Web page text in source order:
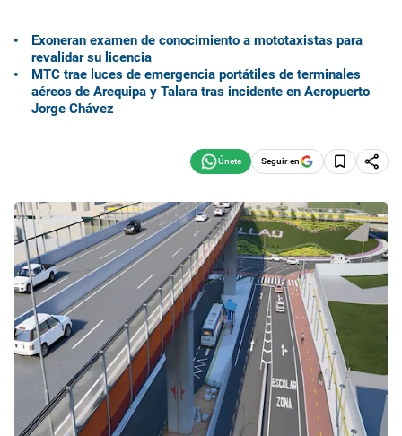
Exoneran examen de conocimiento a mototaxistas para
revalidar su licencia
MTC trae luces de emergencia portátiles de terminales
aéreos de Arequipa y Talara tras incidente en Aeropuerto
Jorge Chávez
Seguir en